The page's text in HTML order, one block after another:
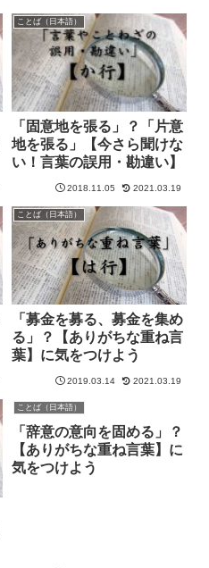
ことば（日本語）
「固意地を張る」？「片意
地を張る」【今さら聞けな
い！言葉の誤用・勘違い】
2018.11.05 2021.03.19
ことば（日本語）
「募金を募る、募金を集め
る」？【ありがちな重ね言
葉】に気をつけよう
2019.03.14 2021.03.19
ことば（日本語）
「辞意の意向を固める」？
【ありがちな重ね言葉】に
気をつけよう